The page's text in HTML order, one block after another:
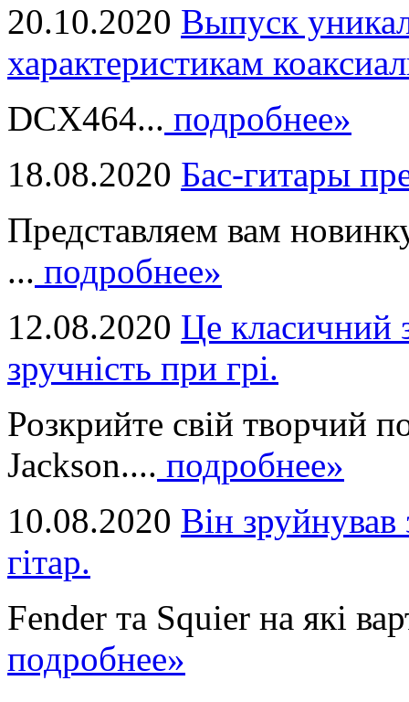
20.10.2020 Выпуск
характеристикам
DCX464... подробнее»
18.08.2020 Бас-гитары
Представляем вам
... подробнее»
12.08.2020 Це класичний
зручність при грі.
Розкрийте свій творчий
Jackson.... подробнее»
10.08.2020 Він
гітар.
Fender та Squier на які
подробнее»